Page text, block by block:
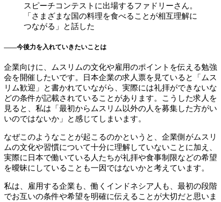
スピーチコンテストに出場するファドリーさん。
「さまざまな国の料理を食べることが相互理解に
つながる」と話した
――今後力を入れていきたいことは
企業向けに、ムスリムの文化や雇用のポイントを伝える勉強
会を開催したいです。日本企業の求人票を見ていると「ムス
リム歓迎」と書かれていながら、実際には礼拝ができないな
どの条件が記載されていることがあります。こうした求人を
見ると、私は「最初からムスリム以外の人を募集した方がい
いのではないか」と感じてしまいます。
なぜこのようなことが起こるのかというと、企業側がムスリ
ムの文化や習慣について十分に理解していないことに加え、
実際に日本で働いている人たちが礼拝や食事制限などの希望
を曖昧にしていることも一因ではないかと考えています。
私は、雇用する企業も、働くインドネシア人も、最初の段階
でお互いの条件や希望を明確に伝えることが大切だと思いま